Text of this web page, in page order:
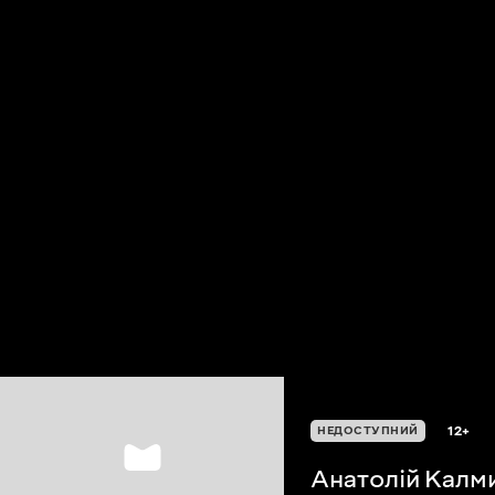
НЕДОСТУПНИЙ 12+
Анатолій